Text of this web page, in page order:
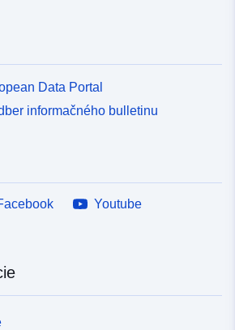
Data Portal
informačného bulletinu
Youtube